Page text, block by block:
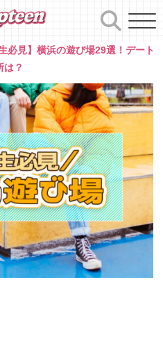
生必見】横浜の遊び場29選！デート
は？